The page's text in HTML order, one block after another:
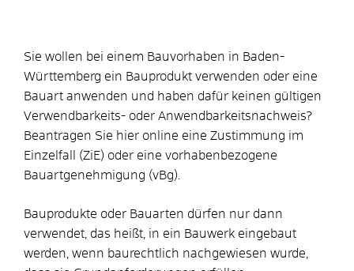
Sie wollen bei einem Bauvorhaben in Baden-
Württemberg ein Bauprodukt verwenden oder eine
Bauart anwenden und haben dafür keinen gültigen
Verwendbarkeits- oder Anwendbarkeitsnachweis?
Beantragen Sie hier online eine Zustimmung im
Einzelfall (ZiE) oder eine vorhabenbezogene
Bauartgenehmigung (vBg).
Bauprodukte oder Bauarten dürfen nur dann
verwendet, das heißt, in ein Bauwerk eingebaut
werden, wenn baurechtlich nachgewiesen wurde,